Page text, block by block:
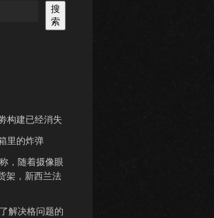
搜
索
构建已经消失
里的炸弹
，随着摄像眼
架，新西兰法
解决格问题的